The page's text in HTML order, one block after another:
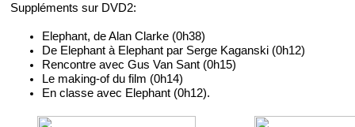
Suppléments sur DVD2:
Elephant, de Alan Clarke (0h38)
De Elephant à Elephant par Serge Kaganski (0h12)
Rencontre avec Gus Van Sant (0h15)
Le making-of du film (0h14)
En classe avec Elephant (0h12).